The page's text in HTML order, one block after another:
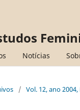
Notícias
/ Vol. 12, ano